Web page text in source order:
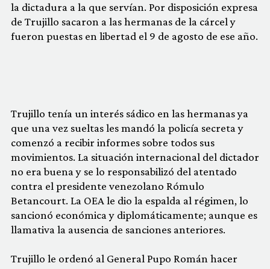
la dictadura a la que servían. Por disposición expresa
de Trujillo sacaron a las hermanas de la cárcel y
fueron puestas en libertad el 9 de agosto de ese año.
Trujillo tenía un interés sádico en las hermanas ya
que una vez sueltas les mandó la policía secreta y
comenzó a recibir informes sobre todos sus
movimientos. La situación internacional del dictador
no era buena y se lo responsabilizó del atentado
contra el presidente venezolano Rómulo
Betancourt. La OEA le dio la espalda al régimen, lo
sancionó económica y diplomáticamente; aunque es
llamativa la ausencia de sanciones anteriores.
Trujillo le ordenó al General Pupo Román hacer